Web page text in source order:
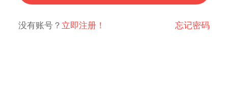
没有账号？ 立即注册！ 忘记密码